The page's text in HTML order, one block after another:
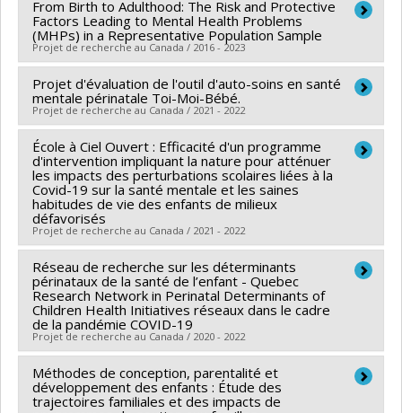
Srinivas Murthy,Joseph Pagano, Jeffrey Pernica,
Naveen Poonai,Robert Porter,Rupeena Purewal
Joan Robinson,Marina Salvadori,Tatiana Sotindjo
Shazeen Suleman
Peter Szatmari Anupma Wadhwa,
Sam Wong,Isabelle Marc,Jennifer Foster
Tanya Di
Genova,Ananya Banerjee,Evelyn Constantin,Brett
Stephen Burstein, Nicole Basta
Sources de financement : IRSC/Instituts de recherche
en santé du Canada
Programmes de subvention : PVXXXXXX-Subvention
de fonctionnement (COVID-19)
Subvention Projet
Catherine Herba,France Capuano ,Nadine Provencal
Sources de financement :IRSC/Instituts de recherche
en santé du Canada
Subvention Projet
Chercheur principal : Richard Ernest Tremblay
Co-chercheurs : Frank Vitaro,Sylvana Côté,Nathalie
Fontaine,Stéphane Duchesne
Sources de financement :
CRSH/Conseil de recherches
en sciences humaines du Canada
Programmes de subvention :PVXXXXXX-Subvention
Savoir
From Birth to Adulthood: The Risk and Protective
Factors Leading to Mental Health Problems
(MHPs) in a Representative Population Sample
Projet de recherche au Canada / 2016 - 2023
Chercheur principal : Sylvana Côté
Co-chercheurs : Richard Ernest Tremblay
,Jennifer O'Loughlin,Benoît Mâsse,Jean-Philippe
Gouin , Linda Booij, Gustavo Turecki,Marco Bataglia,
Catherine Herba,Michel Boivin
Sources de financement :IRSC/Instituts de recherche
en santé du Canada
Programmes de subvention :PVXXXXXX-(PJT)
Subvention Projet
Projet d'évaluation de l'outil d'auto-soins en santé
mentale périnatale Toi-Moi-Bébé.
Projet de recherche au Canada / 2021 - 2022
Chercheur principal : Sylvana Côté
Sources de financement :Fondation de l'Hôpital Ste-
Justine
Programmes de subvention :
École à Ciel Ouvert : Efficacité d'un programme
d'intervention impliquant la nature pour atténuer
les impacts des perturbations scolaires liées à la
Covid-19 sur la santé mentale et les saines
habitudes de vie des enfants de milieux
défavorisés
Projet de recherche au Canada / 2021 - 2022
Chercheur principal : Marie-Claude Geoffroy
Co-chercheurs : Lise Gauvin,Sylvana Côté,Isabelle
Ouellet-Morin, Nicholas Chadi
Sources de financement :IRSC/Instituts de recherche
en santé du Canada
Programmes de subvention : PVXXXXXX-Subvention
de fonctionnement (COVID-19)
Réseau de recherche sur les déterminants
périnataux de la santé de l’enfant - Quebec
Research Network in Perinatal Determinants of
Children Health Initiatives réseaux dans le cadre
de la pandémie COVID-19
Projet de recherche au Canada / 2020 - 2022
Chercheur principal : Anne Monique Nuyt
Co-chercheurs : Sylvana Côté
Méthodes de conception, parentalité et
développement des enfants : Étude des
trajectoires familiales et des impacts de